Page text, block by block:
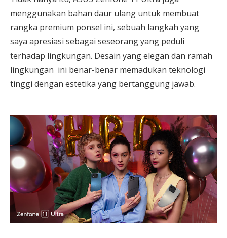
menggunakan bahan daur ulang untuk membuat
rangka premium ponsel ini, sebuah langkah yang
saya apresiasi sebagai seseorang yang peduli
terhadap lingkungan. Desain yang elegan dan ramah
lingkungan ini benar-benar memadukan teknologi
tinggi dengan estetika yang bertanggung jawab.